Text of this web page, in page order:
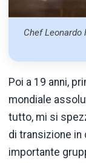
Chef
Poi a 19 anni,
mondiale
tutto, mi si
di transizione in
importante